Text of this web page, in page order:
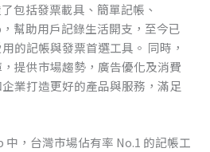
包括發票載具、簡單記帳、
幫助用戶記錄生活開支，至今已
的記帳與發票首選工具。 同時，
提供市場趨勢，廣告優化及消費
業打造更好的產品與服務，滿足
，台灣市場佔有率 No.1 的記帳工